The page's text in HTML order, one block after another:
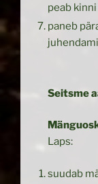
peab
paneb
Seitsme
Laps:
suudab